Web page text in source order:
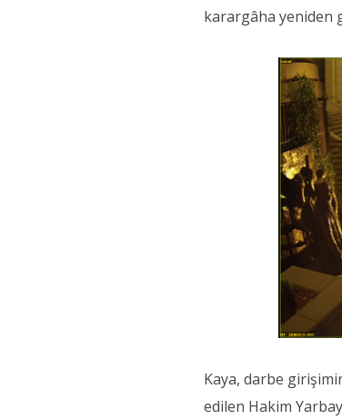
karargâha yeniden
Kaya, darbe
edilen Hakim